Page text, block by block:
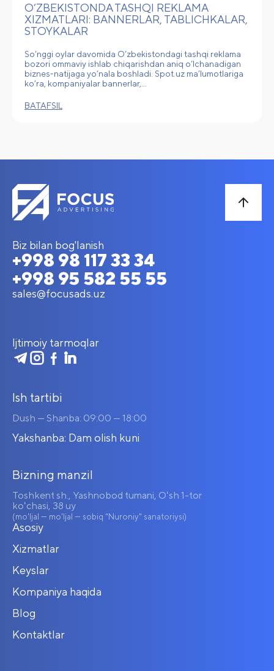
O‘ZBEKISTONDA TASHQI REKLAMA
XIZMATLARI: BANNERLAR, TABLICHKALAR,
STOYKALAR
So‘nggi oylar davomida O‘zbekistondagi tashqi reklama
bozori ommaviy ishlab chiqarishdan aniq o‘lchanadigan
biznes-natijaga yo‘nala boshladi. Spot.uz ma’lumotlariga
ko‘ra, kompaniyalar bannerlar,…
BATAFSIL
Biz bilan bog'lanish
+998 98 117 33 34
+998 95 582 55 55
sales@focusads.uz
Ijtimoiy tarmoqlar
Ish tartibi
Dush — Shanba: 09:00 — 18:00
Yakshanba: Dam olish kuni
Bizning manzil
Toshkent sh., Yashnobod tumani, Oʻsh 1-tor
koʻchasi, 38 uy
(mo'ljal — mo'ljal — sobiq "Nuroniy" sanatoriysi)
Asosiy
Xizmatlar
Keyslar
Kompaniya haqida
Blog
Kontaktlar